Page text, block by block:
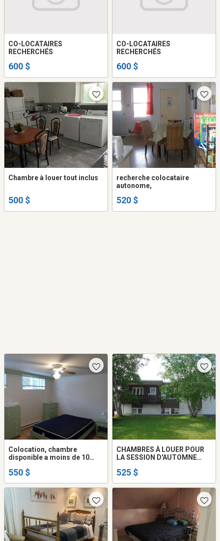
CO-LOCATAIRES
RECHERCHÉS
600 $
CO-LOCATAIRES
RECHERCHÉS
600 $
Chambre à louer tout inclus
500 $
recherche colocataire
autonome,
520 $
Colocation, chambre
disponible a moins de 10
centre Multihexa et de
hopital de chicoutimi.
550 $
CHAMBRES À LOUER POUR
LA SESSION D'AUTOMNE
525 $